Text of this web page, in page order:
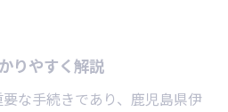
りやすく解説
な手続きであり、鹿児島県伊